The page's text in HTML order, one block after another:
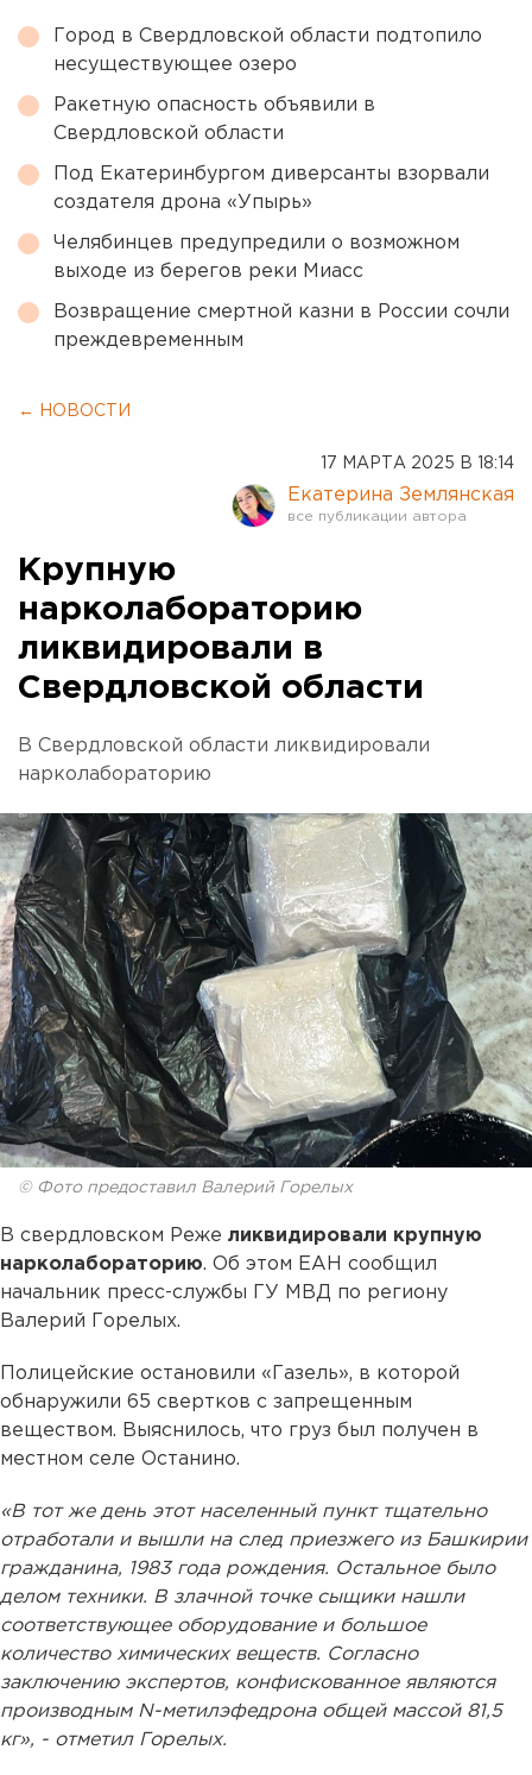
Город в Свердловской области подтопило
несуществующее озеро
Ракетную опасность объявили в
Свердловской области
Под Екатеринбургом диверсанты взорвали
создателя дрона «Упырь»
Челябинцев предупредили о возможном
выходе из берегов реки Миасс
Возвращение смертной казни в России сочли
преждевременным
← НОВОСТИ
17 МАРТА 2025 В 18:14
Екатерина Землянская
Крупную
нарколабораторию
ликвидировали в
Свердловской области
В Свердловской области ликвидировали
нарколабораторию
© Фото предоставил Валерий Горелых
В свердловском Реже ликвидировали крупную
нарколабораторию. Об этом ЕАН сообщил
начальник пресс-службы ГУ МВД по региону
Валерий Горелых.
Полицейские остановили «Газель», в которой
обнаружили 65 свертков с запрещенным
веществом. Выяснилось, что груз был получен в
местном селе Останино.
«В тот же день этот населенный пункт тщательно
отработали и вышли на след приезжего из Башкирии
гражданина, 1983 года рождения. Остальное было
делом техники. В злачной точке сыщики нашли
соответствующее оборудование и большое
количество химических веществ. Согласно
заключению экспертов, конфискованное являются
производным N-метилэфедрона общей массой 81,5
кг», - отметил Горелых.